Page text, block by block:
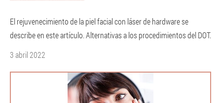
El rejuvenecimiento de la piel facial con láser de hardware se
describe en este artículo. Alternativas a los procedimientos del DOT.
3 abril 2022